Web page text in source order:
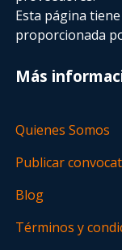
Esta página
proporcionada
Más
Quienes Somos
Publicar
Blog
Términos y